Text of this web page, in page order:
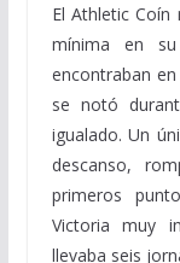
El Athletic
mínima en
encontraban
se notó
igualado. Un
descanso,
primeros
Victoria muy
llevaba seis